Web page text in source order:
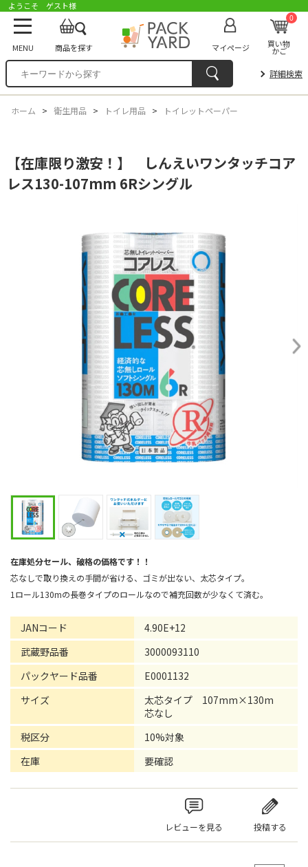
ようこそ ゲスト様
MENU 商品を探す マイページ
0
買い物
かご
詳細検索
ホーム > 衛生用品 > トイレ用品 > トイレットペーパー
【在庫限り激安！】 しんえいワンタッチコア
レス130-107mm 6Rシングル
在庫処分セール、破格の価格です！！
芯なしで取り換えの手間が省ける、ゴミが出ない、太芯タイプ。
1ロール130mの長巻タイプのロールなので補充回数が少なくて済む。
JANコード
4.90E+12
武蔵野品番
3000093110
パックヤード品番
E0001132
サイズ
太芯タイプ 107mm×130m
芯なし
税区分
10%対象
在庫
要確認
レビューを見る 投稿する